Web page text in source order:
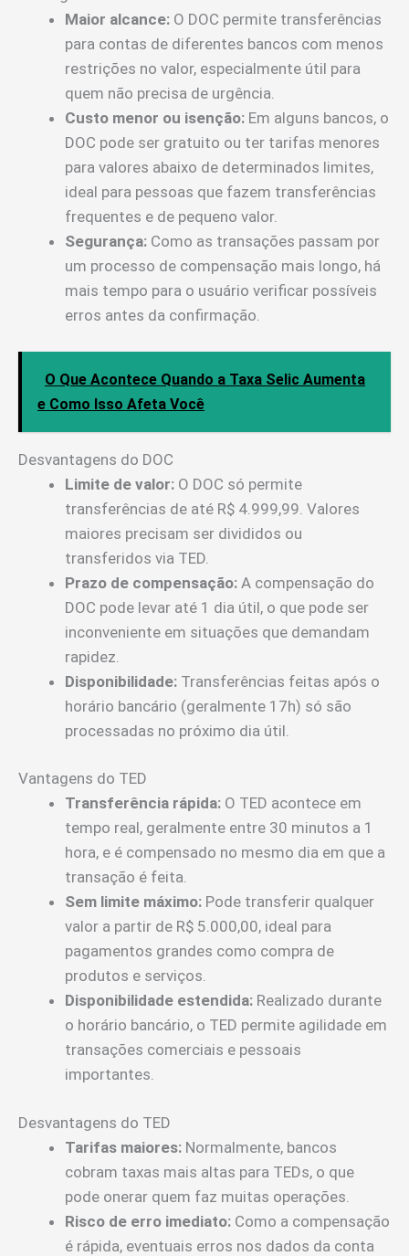
Maior alcance: O DOC permite transferências
para contas de diferentes bancos com menos
restrições no valor, especialmente útil para
quem não precisa de urgência.
Custo menor ou isenção: Em alguns bancos, o
DOC pode ser gratuito ou ter tarifas menores
para valores abaixo de determinados limites,
ideal para pessoas que fazem transferências
frequentes e de pequeno valor.
Segurança: Como as transações passam por
um processo de compensação mais longo, há
mais tempo para o usuário verificar possíveis
erros antes da confirmação.
O Que Acontece Quando a Taxa Selic Aumenta
e Como Isso Afeta Você
Desvantagens do DOC
Limite de valor: O DOC só permite
transferências de até R$ 4.999,99. Valores
maiores precisam ser divididos ou
transferidos via TED.
Prazo de compensação: A compensação do
DOC pode levar até 1 dia útil, o que pode ser
inconveniente em situações que demandam
rapidez.
Disponibilidade: Transferências feitas após o
horário bancário (geralmente 17h) só são
processadas no próximo dia útil.
Vantagens do TED
Transferência rápida: O TED acontece em
tempo real, geralmente entre 30 minutos a 1
hora, e é compensado no mesmo dia em que a
transação é feita.
Sem limite máximo: Pode transferir qualquer
valor a partir de R$ 5.000,00, ideal para
pagamentos grandes como compra de
produtos e serviços.
Disponibilidade estendida: Realizado durante
o horário bancário, o TED permite agilidade em
transações comerciais e pessoais
importantes.
Desvantagens do TED
Tarifas maiores: Normalmente, bancos
cobram taxas mais altas para TEDs, o que
pode onerar quem faz muitas operações.
Risco de erro imediato: Como a compensação
é rápida, eventuais erros nos dados da conta